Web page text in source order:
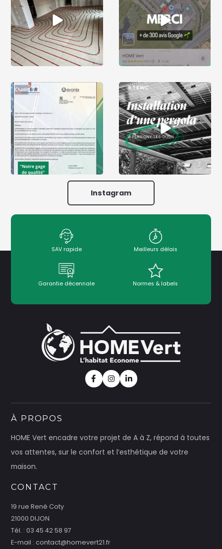
Instagram
SAV rapide Meilleurs délais
Garantie décennale Normes & labels
FacebookInstagramLinkedin
À PROPOS
HOME Vert encadre votre projet de A à Z, répond à toutes
vos attentes, sur le confort et l’esthétique de votre
maison.
CONTACT
19 rue René Coty
21000 DIJON
Tél. : 03 45 42 58 97
E-mail : contact@homevert21.fr